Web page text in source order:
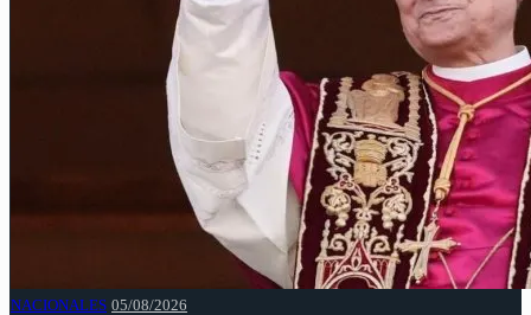
NACIONALES 05/08/2026